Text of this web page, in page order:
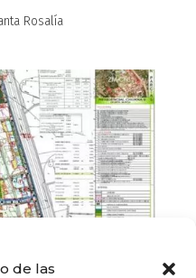
de las
Rosalía